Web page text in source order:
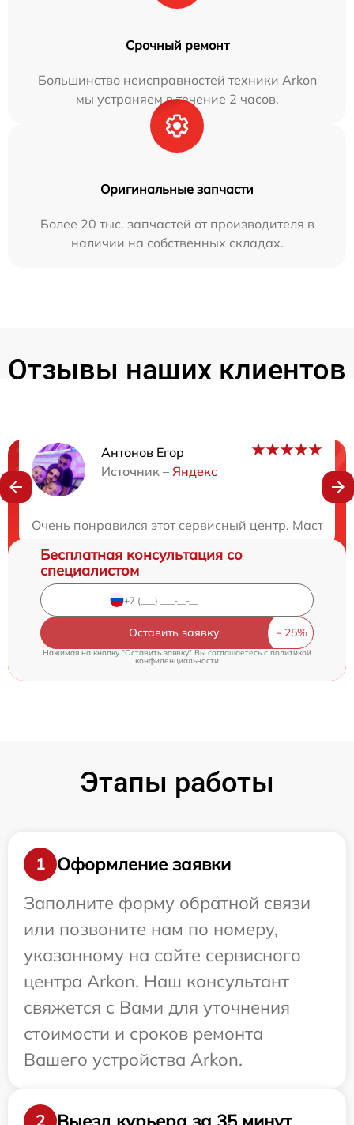
Срочный ремонт
Большинство неисправностей техники Arkon
мы устраняем в течение 2 часов.
Оригинальные запчасти
Более 20 тыс. запчастей от производителя в
наличии на собственных складах.
Отзывы наших клиентов
Антонов Егор
Источник – Яндекс
Очень понравился этот сервисный центр.
Нужна консультация?
Бесплатная консультация со
специалистом
Оставить заявку
Нажимая на кнопку "Оставить заявку" Вы соглашаетесь c политикой
конфиденциальности
Этапы работы
1
Оформление заявки
Заполните форму обратной связи
или позвоните нам по номеру,
указанному на сайте сервисного
центра Arkon. Наш консультант
свяжется с Вами для уточнения
стоимости и сроков ремонта
Вашего устройства Arkon.
2